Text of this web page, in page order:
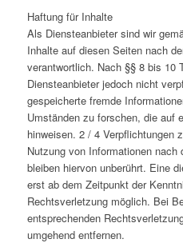
Haftung für Inhalte
Als Diensteanbieter sind wir
Inhalte auf diesen Seiten nach
verantwortlich. Nach §§ 8 bis 10
Diensteanbieter jedoch nicht
gespeicherte fremde
Umständen zu forschen, die auf
hinweisen. 2 / 4 Verpflichtungen
Nutzung von Informationen nach
bleiben hiervon unberührt. Eine
erst ab dem Zeitpunkt der
Rechtsverletzung möglich. Bei
entsprechenden
umgehend entfernen.